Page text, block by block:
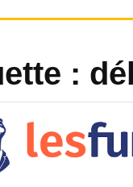
: